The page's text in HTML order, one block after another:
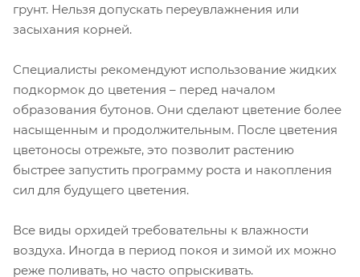
грунт. Нельзя допускать переувлажнения или
засыхания корней.
Специалисты рекомендуют использование жидких
подкормок до цветения – перед началом
образования бутонов. Они сделают цветение более
насыщенным и продолжительным. После цветения
цветоносы отрежьте, это позволит растению
быстрее запустить программу роста и накопления
сил для будущего цветения.
Все виды орхидей требовательны к влажности
воздуха. Иногда в период покоя и зимой их можно
реже поливать, но часто опрыскивать.